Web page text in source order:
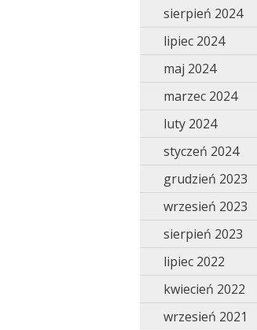
sierpień 2024
lipiec 2024
maj 2024
marzec 2024
luty 2024
styczeń 2024
grudzień 2023
wrzesień 2023
sierpień 2023
lipiec 2022
kwiecień 2022
wrzesień 2021